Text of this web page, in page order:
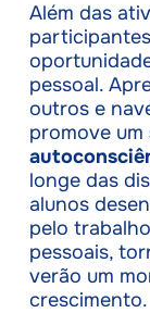
Além das
pessoal.
outros e
promove um
longe das
alunos
pelo
pessoais,
verão um
crescimento.